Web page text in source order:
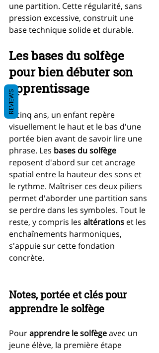
une partition. Cette régularité, sans
pression excessive, construit une
base technique solide et durable.
Les bases du solfège
pour bien débuter son
apprentissage
À cinq ans, un enfant repère
visuellement le haut et le bas d'une
portée bien avant de savoir lire une
phrase. Les bases du solfège
reposent d'abord sur cet ancrage
spatial entre la hauteur des sons et
le rythme. Maîtriser ces deux piliers
permet d'aborder une partition sans
se perdre dans les symboles. Tout le
reste, y compris les altérations et les
enchaînements harmoniques,
s'appuie sur cette fondation
concrète.
Notes, portée et clés pour
apprendre le solfège
Pour apprendre le solfège avec un
jeune élève, la première étape
REVIEWS